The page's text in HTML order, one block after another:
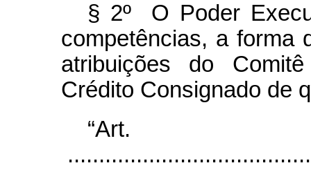
§ 2º O Poder
competências, a forma
atribuições do
Crédito Consignado de